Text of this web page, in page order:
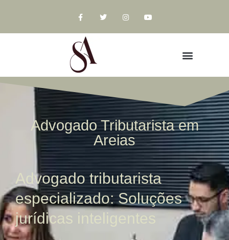
Advogado Tributarista em
Areias
Advogado tributarista
especializado: Soluções
jurídicas inteligentes